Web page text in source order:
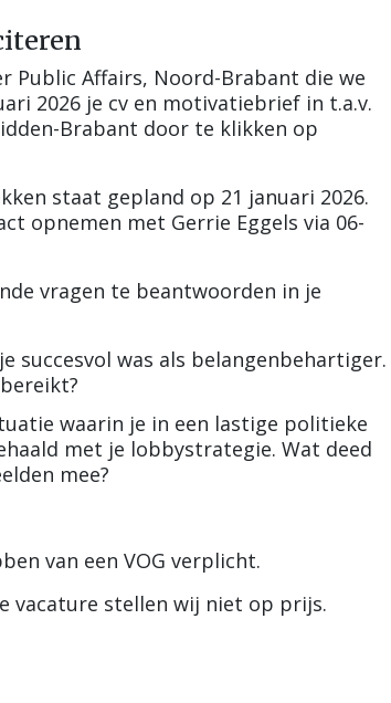
Public Affairs, Noord-Brabant die we
2026 je cv en motivatiebrief in t.a.v.
Brabant door te klikken op
staat gepland op 21 januari 2026.
opnemen met Gerrie Eggels via 06-
vragen te beantwoorden in je
succesvol was als belangenbehartiger.
waarin je in een lastige politieke
met je lobbystrategie. Wat deed
mee?
van een VOG verplicht.
vacature stellen wij niet op prijs.